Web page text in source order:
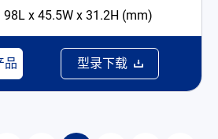
x 45.5W x 31.2H (mm)
品 型录下载